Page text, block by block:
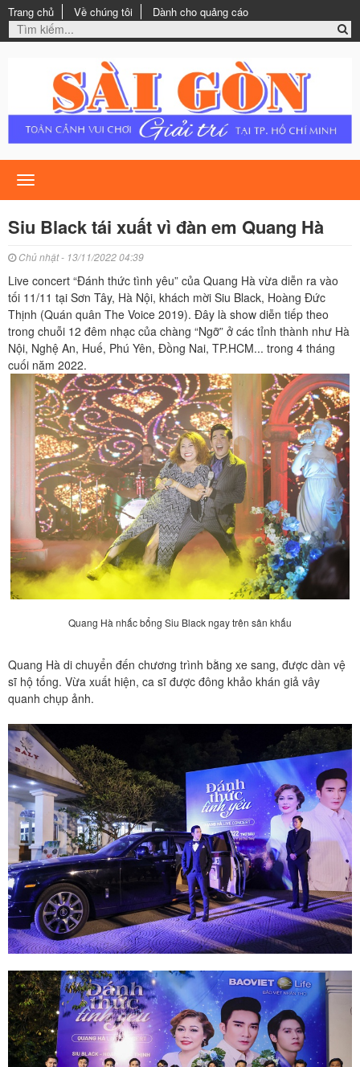
Trang chủ Về chúng tôi Dành cho quảng cáo
Toggle
navigation
Siu Black tái xuất vì đàn em Quang Hà
Chủ nhật - 13/11/2022 04:39
Live concert “Đánh thức tình yêu” của Quang Hà vừa diễn ra vào
tối 11/11 tại Sơn Tây, Hà Nội, khách mời Siu Black, Hoàng Đức
Thịnh (Quán quân The Voice 2019). Đây là show diễn tiếp theo
trong chuỗi 12 đêm nhạc của chàng “Ngỡ” ở các tỉnh thành như Hà
Nội, Nghệ An, Huế, Phú Yên, Đồng Nai, TP.HCM... trong 4 tháng
cuối năm 2022.
Quang Hà nhấc bổng Siu Black ngay trên sân khấu
Quang Hà di chuyển đến chương trình bằng xe sang, được dàn vệ
sĩ hộ tống. Vừa xuất hiện, ca sĩ được đông khảo khán giả vây
quanh chụp ảnh.